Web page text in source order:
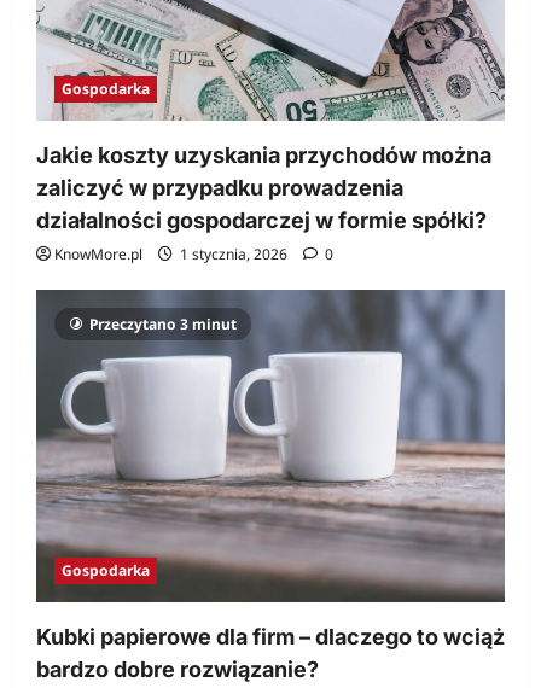
Gospodarka
Jakie koszty uzyskania przychodów można
zaliczyć w przypadku prowadzenia
działalności gospodarczej w formie spółki?
KnowMore.pl 1 stycznia, 2026 0
Przeczytano 3 minut
Gospodarka
Kubki papierowe dla firm – dlaczego to wciąż
bardzo dobre rozwiązanie?